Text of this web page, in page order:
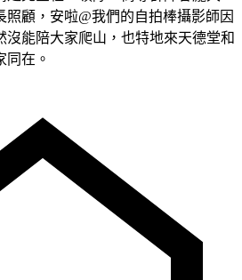
照顧，安啦@我們的自拍棒攝影師因
沒能陪大家爬山，也特地來天德堂和
同在。